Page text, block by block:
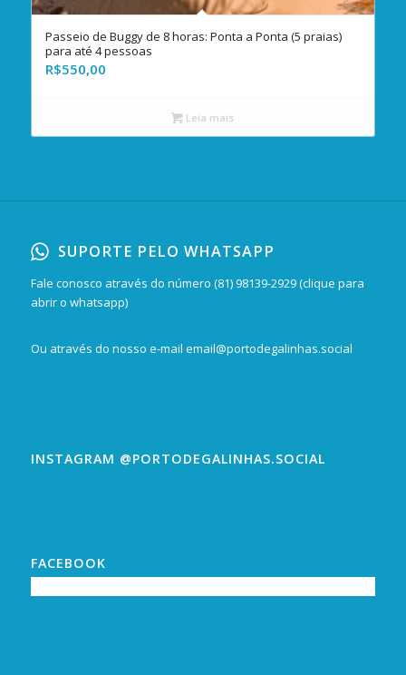
Passeio de Buggy de 8 horas: Ponta a Ponta (5 praias)
para até 4 pessoas
R$550,00
Leia mais
SUPORTE PELO WHATSAPP
Fale conosco através do número (81) 98139-2929 (clique para
abrir o whatsapp)
Ou através do nosso e-mail email@portodegalinhas.social
INSTAGRAM @PORTODEGALINHAS.SOCIAL
FACEBOOK